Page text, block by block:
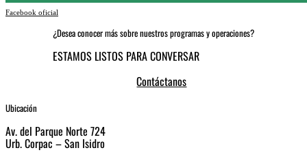
Facebook oficial
¿Desea conocer más sobre nuestros programas y operaciones?
ESTAMOS LISTOS PARA CONVERSAR
Contáctanos
Ubicación
Av. del Parque Norte 724
Urb. Corpac – San Isidro